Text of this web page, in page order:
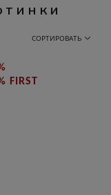
СОРТИРОВАТЬ
FIRST